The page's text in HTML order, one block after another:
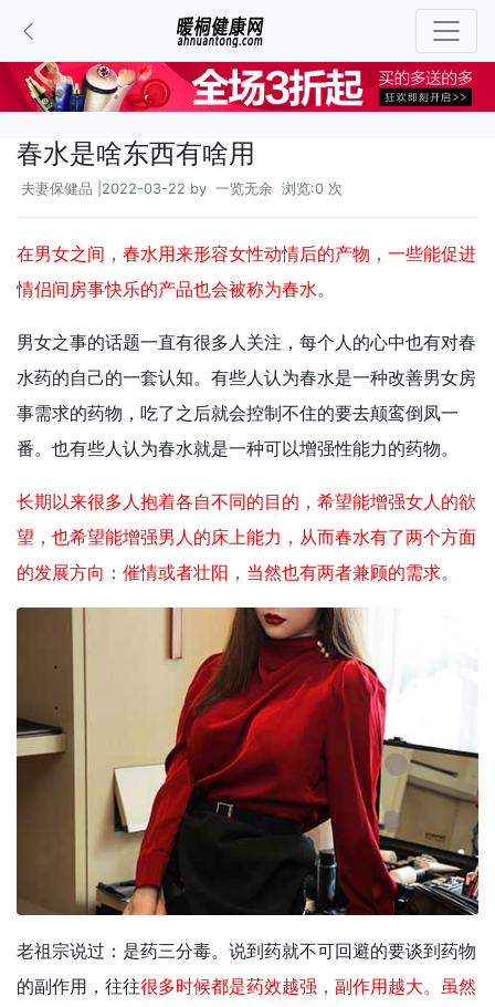
春水是啥东西有啥用
夫妻保健品 |2022-03-22 by 一览无余 浏览:0 次
在男女之间，春水用来形容女性动情后的产物，一些能促进
情侣间房事快乐的产品也会被称为春水。
男女之事的话题一直有很多人关注，每个人的心中也有对春
水药的自己的一套认知。有些人认为春水是一种改善男女房
事需求的药物，吃了之后就会控制不住的要去颠鸾倒凤一
番。也有些人认为春水就是一种可以增强性能力的药物。
长期以来很多人抱着各自不同的目的，希望能增强女人的欲
望，也希望能增强男人的床上能力，从而春水有了两个方面
的发展方向：催情或者壮阳，当然也有两者兼顾的需求。
老祖宗说过：是药三分毒。说到药就不可回避的要谈到药物
的副作用，往往很多时候都是药效越强，副作用越大。虽然